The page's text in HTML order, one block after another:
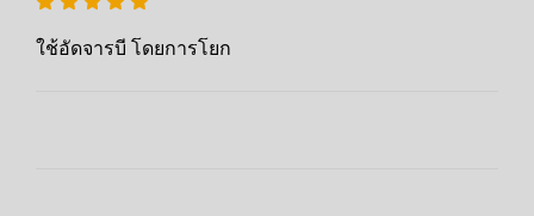
ใช้อัดจารบี โดยการโยก